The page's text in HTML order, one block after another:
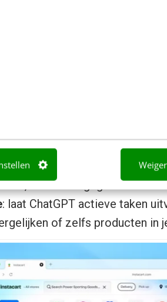
features:
ChatGPT: je blijft op de pagina
over de inhoud. Bijvoorbeeld:
of “Welke gegevens
: laat ChatGPT actieve taken
of zelfs producten in